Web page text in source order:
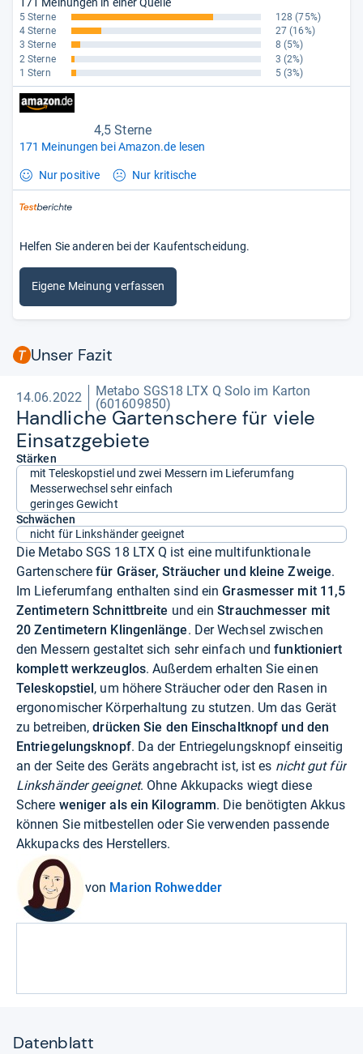
5 Sterne 128 (75%)
4 Sterne
27 (16%)
3 Sterne
8 (5%)
2 Sterne
3 (2%)
1 Stern
5 (3%)
4,5 Sterne
171 Meinungen bei Amazon.de lesen
Nur positive Nur kritische
Helfen Sie anderen bei der Kaufentscheidung.
Eigene Meinung verfassen
Unser Fazit
14.06.2022
Metabo SGS18 LTX Q Solo im Karton
(601609850)
Hand­li­che Gar­ten­schere für viele
Ein­satz­ge­biete
Stärken
mit Teleskopstiel und zwei Messern im Lieferumfang
Messerwechsel sehr einfach
geringes Gewicht
Schwächen
nicht für Linkshänder geeignet
Die Metabo SGS 18 LTX Q ist eine multifunktionale
Gartenscherefür Gräser, Sträucher und kleine Zweige.
Im Lieferumfang enthalten sind einGrasmesser mit 11,5
Zentimetern Schnittbreite und einStrauchmesser mit
20 Zentimetern Klingenlänge. Der Wechsel zwischen
den Messern gestaltet sich sehr einfach undfunktioniert
komplett werkzeuglos. Außerdem erhalten Sie einen
Teleskopstiel, um höhere Sträucher oder den Rasen in
ergonomischer Körperhaltung zu stutzen. Um das Gerät
zu betreiben,drücken Sie den Einschaltknopf und den
Entriegelungsknopf. Da der Entriegelungsknopf einseitig
an der Seite des Geräts angebracht ist, ist es nicht gut für
Linkshänder geeignet. Ohne Akkupacks wiegt diese
Schere weniger als ein Kilogramm. Die benötigten Akkus
können Sie mitbestellen oder Sie verwenden passende
Akkupacks des Herstellers.
von Marion Rohwedder
Datenblatt